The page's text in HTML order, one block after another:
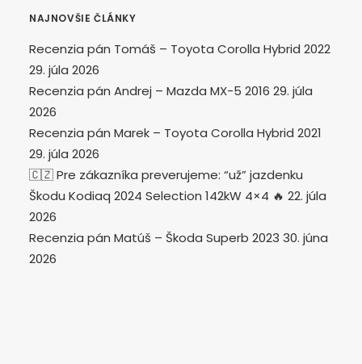
NAJNOVŠIE ČLÁNKY
Recenzia pán Tomáš – Toyota Corolla Hybrid 2022
29. júla 2026
Recenzia pán Andrej – Mazda MX-5 2016 29. júla
2026
Recenzia pán Marek – Toyota Corolla Hybrid 2021
29. júla 2026
🇨🇿 Pre zákazníka preverujeme: “už” jazdenku
Škodu Kodiaq 2024 Selection 142kW 4×4 🔥 22. júla
2026
Recenzia pán Matúš – Škoda Superb 2023 30. júna
2026